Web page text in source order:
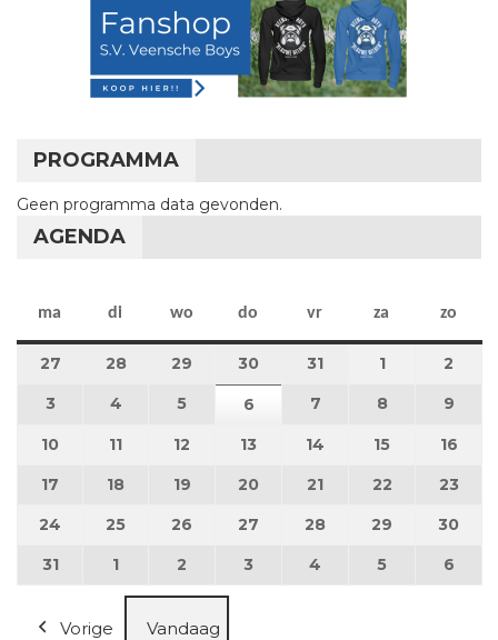
PROGRAMMA
Geen programma data gevonden.
AGENDA
ma maandag
di dinsdag
wo woensdag
do donderdag
vr vrijdag
za zaterdag
zo
27 27 juli 2026
28 28 juli 2026
29 29 juli 2026
30 30 juli 2026
31 31 juli 2026
11 augustus
2
3 3 augustus 2026
4 4 augustus 2026
5 5 augustus 2026
6 6 augustus 2026
7 7 augustus 2026
8 8 augustus
9
10 10 augustus 2026
11 11 augustus 2026
12 12 augustus 2026
13 13 augustus 2026
14 14 augustus 2026
15 15 16
17 17 augustus 2026
18 18 augustus 2026
19 19 augustus 2026
20 20 augustus 2026
21 21 augustus 2026
22 22 23
24 24 augustus 2026
25 25 augustus 2026
26 26 augustus 2026
27 27 augustus 2026
28 28 augustus 2026
29 29 30
3131 augustus 2026
1 1 september 2026
2 2 september 2026
3 3 september 2026
4 4 september 2026
5 5 6
Vorige Vandaag